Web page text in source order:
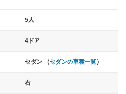
5人
4ドア
セダン （セダンの車種一覧）
右